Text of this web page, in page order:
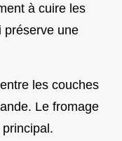
à cuire les
préserve une
les couches
Le fromage